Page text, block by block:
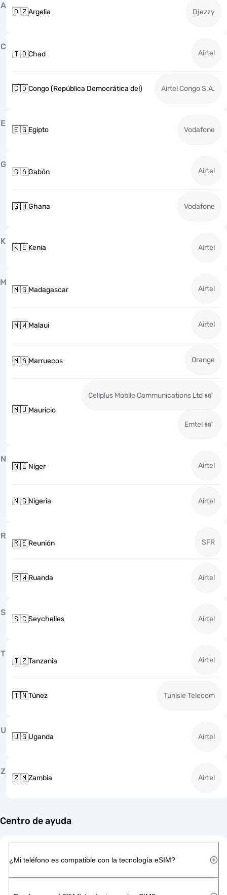
A
🇩🇿Argelia Djezzy
C
🇹🇩Chad Airtel
🇨🇩Congo (República Democrática del) Airtel Congo S.A.
E
🇪🇬Egipto Vodafone
G
🇬🇦Gabón Airtel
🇬🇭Ghana Vodafone
K
🇰🇪Kenia Airtel
M
🇲🇬Madagascar Airtel
🇲🇼Malaui Airtel
🇲🇦Marruecos Orange
🇲🇺Mauricio
Cellplus Mobile Communications Ltd
Emtel
N
🇳🇪Níger Airtel
🇳🇬Nigeria Airtel
R
🇷🇪Reunión SFR
🇷🇼Ruanda Airtel
S
🇸🇨Seychelles Airtel
T
🇹🇿Tanzania Airtel
🇹🇳Túnez Tunisie Telecom
U
🇺🇬Uganda Airtel
Z
🇿🇲Zambia Airtel
Centro de ayuda
¿Mi teléfono es compatible con la tecnología eSIM?